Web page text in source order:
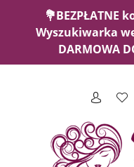
💐BEZPŁATNE
Wyszukiwarka
DARMOWA